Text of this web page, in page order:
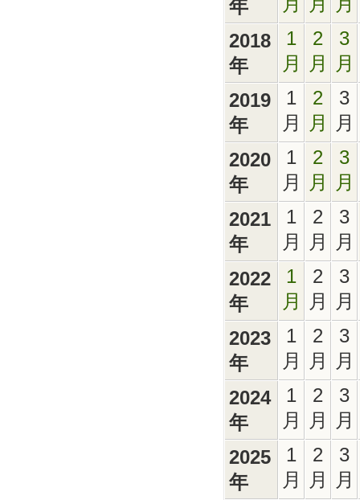
年
2018
年
1
月
2
月
3
月
2019
年
1
月
2
月
3
月
2020
年
1
月
2
月
3
月
2021
年
1
月
2
月
3
月
2022
年
1
月
2
月
3
月
2023
年
1
月
2
月
3
月
2024
年
1
月
2
月
3
月
2025
年
1
月
2
月
3
月